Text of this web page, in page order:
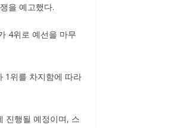
을 예고했다.
4위로 예선을 마무
1위를 차지함에 따라
진행될 예정이며, 스